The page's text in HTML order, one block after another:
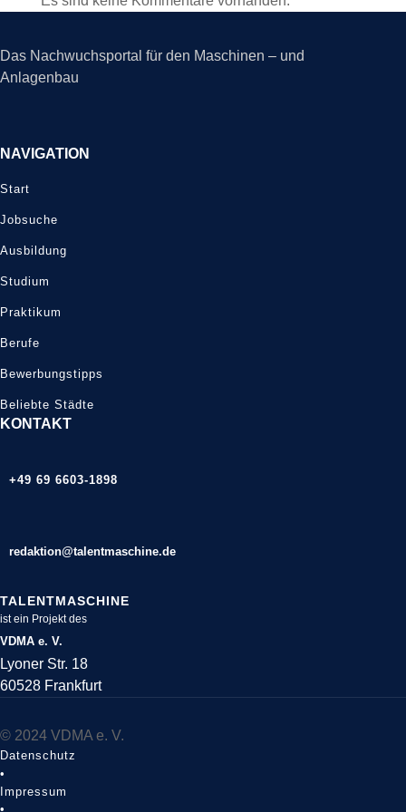
Das Nachwuchsportal für den Maschinen – und
Anlagenbau
NAVIGATION
Start
Jobsuche
Ausbildung
Studium
Praktikum
Berufe
Bewerbungstipps
Beliebte Städte
KONTAKT
+49 69 6603-1898
redaktion@talentmaschine.de
TALENTMASCHINE
ist ein Projekt des
VDMA e. V.
Lyoner Str. 18
60528 Frankfurt
© 2024 VDMA e. V.
Datenschutz
•
Impressum
•